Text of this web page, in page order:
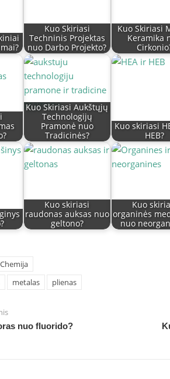
Kuo Skiriasi
Techninis Projektas
nuo Darbo Projekto?
Kuo Skiriasi
Keramika
Kuo Skiriasi Aukštųjų
Technologijų
Pramonė nuo
Tradicinės?
Kuo skiriasi
HEB?
Kuo skiriasi
raudonas auksas nuo
geltono?
Kuo
organinės
nuo
Chemija
metalas plienas
nuo fluorido?